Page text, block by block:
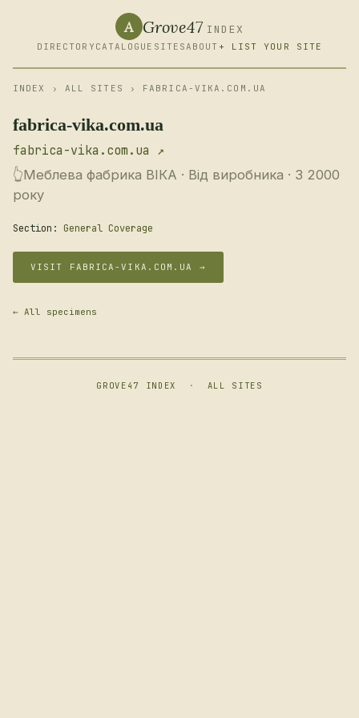
A Grove47 INDEX
DIRECTORY CATALOGUE SITESABOUT + LIST YOUR SITE
INDEX › ALL SITES › FABRICA-VIKA.COM.UA
fabrica-vika.com.ua
fabrica-vika.com.ua ↗
👆Меблева фабрика ВІКА · Від виробника · З 2000
року
Section: General Coverage
VISIT FABRICA-VIKA.COM.UA →
← All specimens
GROVE47 INDEX · ALL SITES